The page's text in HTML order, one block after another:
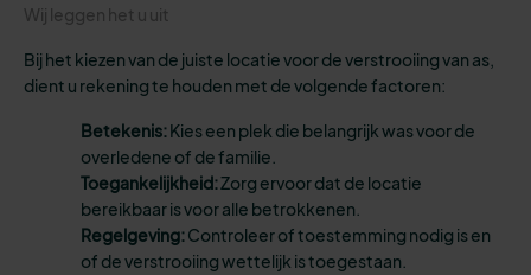
Wij leggen het u uit
Bij het kiezen van de juiste locatie voor de verstrooiing van as,
dient u rekening te houden met de volgende factoren:
Betekenis:Kies een plek die belangrijk was voor de
overledene of de familie.
Toegankelijkheid:Zorg ervoor dat de locatie
bereikbaar is voor alle betrokkenen.
Regelgeving:Controleer of toestemming nodig is en
of de verstrooiing wettelijk is toegestaan.